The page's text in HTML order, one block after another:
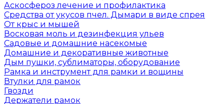
Аскосфероз лечение и профилактика
Средства от укусов пчел. Дымари в виде спрея
От крыс и мышей
Восковая моль и дезинфекция ульев
Садовые и домашние насекомые
Домашние и декоративные животные
Дым пушки, сублиматоры, оборудование
Рамка и инструмент для рамки и вощины
Втулки для рамок
Гвозди
Держатели рамок